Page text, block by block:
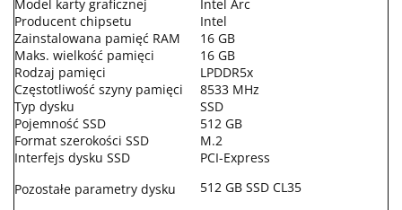
Model karty graficznej
Intel Arc
Producent chipsetu
Intel
Zainstalowana pamięć RAM
16 GB
Maks. wielkość pamięci
16 GB
Rodzaj pamięci
LPDDR5x
Częstotliwość szyny pamięci
8533 MHz
Typ dysku
SSD
Pojemność SSD
512 GB
Format szerokości SSD
M.2
Interfejs dysku SSD
PCI-Express
Pozostałe parametry dysku
512 GB SSD CL35